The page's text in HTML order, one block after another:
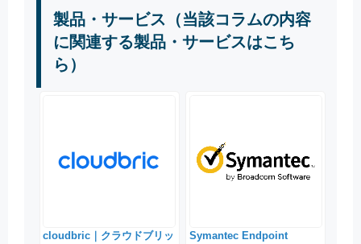
製品・サービス（当該コラムの内容
に関連する製品・サービスはこち
ら）
cloudbric｜クラウドブリッ
Symantec Endpoint